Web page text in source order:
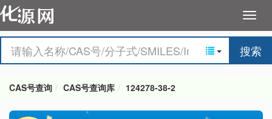
搜索
CAS号查询 CAS号查询库 124278-38-2